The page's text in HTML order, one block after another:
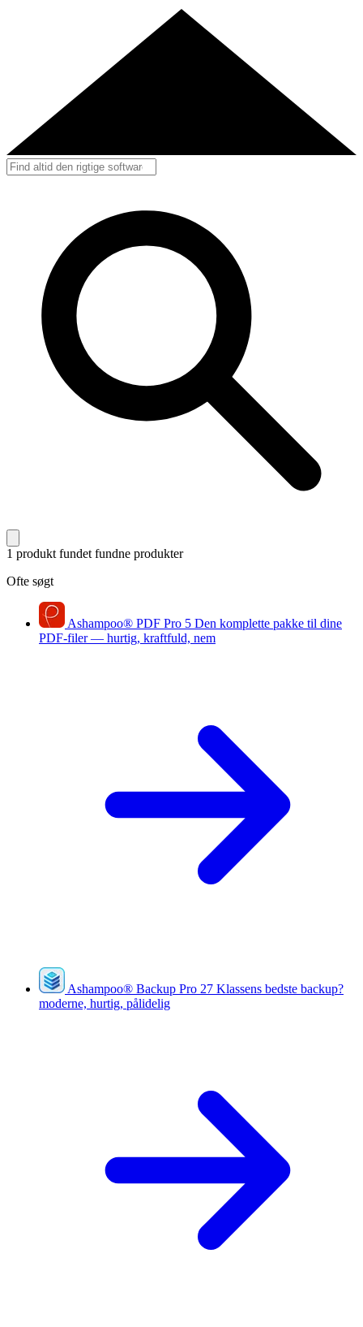
1 produkt fundet fundne produkter
Ofte søgt
Ashampoo® PDF Pro 5 Den komplette pakke til dine
PDF-filer — hurtig, kraftfuld, nem
Ashampoo® Backup Pro 27 Klassens bedste backup?
moderne, hurtig, pålidelig